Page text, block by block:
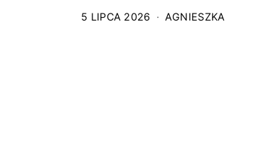
5 LIPCA 2026 AGNIESZKA